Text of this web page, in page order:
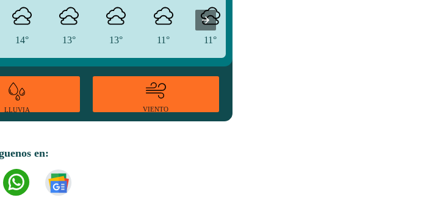
14° 13° 13° 11° 11°
LLUVIA VIENTO
en: